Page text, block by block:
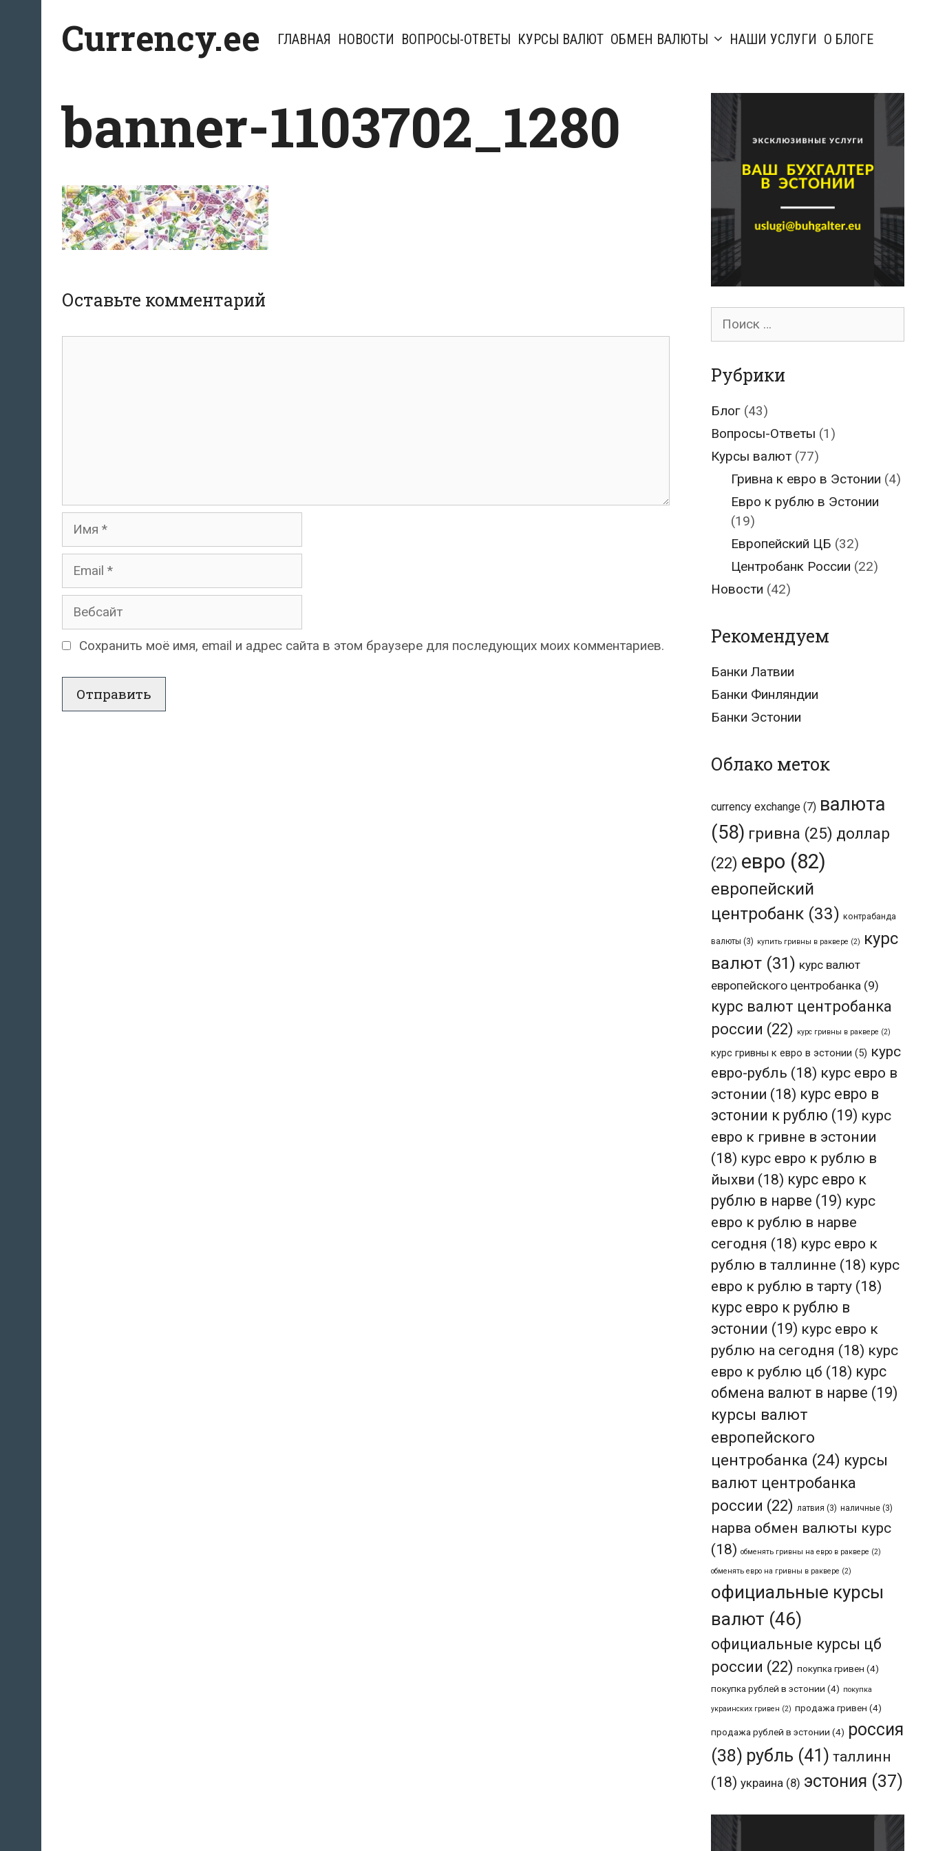
содержимому
Currency.ee ГЛАВНАЯ НОВОСТИ ВОПРОСЫ-ОТВЕТЫ КУРСЫ ВАЛЮТ ОБМЕН ВАЛЮТЫ НАШИ УСЛУГИ О БЛОГЕ
banner-1103702_1280
Оставьте комментарий
Имя
Email
Вебсайт
Сохранить моё имя, email и адрес сайта в этом браузере для последующих моих комментариев.
Поиск
Рубрики
Блог (43)
Вопросы-Ответы (1)
Курсы валют (77)
Гривна к евро в Эстонии (4)
Евро к рублю в Эстонии
(19)
Европейский ЦБ (32)
Центробанк России (22)
Новости (42)
Рекомендуем
Банки Латвии
Банки Финляндии
Банки Эстонии
Облако меток
currency exchange (7) валюта
(58) гривна (25) доллар
(22) евро (82)
европейский
центробанк (33) контрабанда
валюты (3) купить гривны в раквере (2)
курс
валют (31) курс валют
европейского центробанка (9)
курс валют центробанка
россии (22) курс гривны в раквере (2)
курс гривны к евро в эстонии (5) курс
евро-рубль (18) курс евро в
эстонии (18) курс евро в
эстонии к рублю (19) курс
евро к гривне в эстонии
(18) курс евро к рублю в
йыхви (18) курс евро к
рублю в нарве (19) курс
евро к рублю в нарве
сегодня (18) курс евро к
рублю в таллинне (18) курс
евро к рублю в тарту (18)
курс евро к рублю в
эстонии (19) курс евро к
рублю на сегодня (18) курс
евро к рублю цб (18) курс
обмена валют в нарве (19)
курсы валют
европейского
центробанка (24) курсы
валют центробанка
россии (22) латвия (3) наличные (3)
нарва обмен валюты курс
(18) обменять гривны на евро в раквере (2)
обменять евро на гривны в раквере (2)
официальные курсы
валют (46)
официальные курсы цб
россии (22) покупка гривен (4)
покупка рублей в эстонии (4) покупка
украинских гривен (2) продажа гривен (4)
продажа рублей в эстонии (4) россия
(38) рубль (41) таллинн
(18) украина (8) эстония (37)